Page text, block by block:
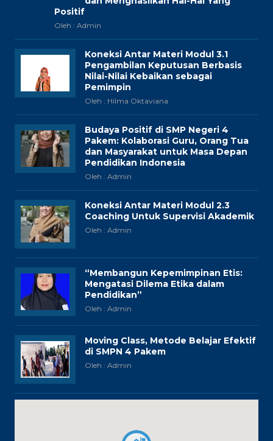
Positif
Oleh : Admin
Koneksi Antar Materi Modul 3.1
Pengambilan Keputusan Berbasis
Nilai-Nilai Kebaikan sebagai
Pemimpin
Oleh : Hilma Oktaviana
Budaya Positif di SMP Negeri 4
Pakem: Kolaborasi Guru, Orang Tua
dan Masyarakat untuk Masa Depan
Pendidikan Indonesia
Oleh : Admin
Koneksi Antar Materi Modul 2.3
Coaching Untuk Supervisi Akademik
Oleh : Admin
“Membangun Kepemimpinan Etis:
Mengatasi Dilema Etika dalam
Pendidikan”
Oleh : Admin
Moving Class, Metode Belajar Efektif
di SMPN 4 Pakem
Oleh : Admin